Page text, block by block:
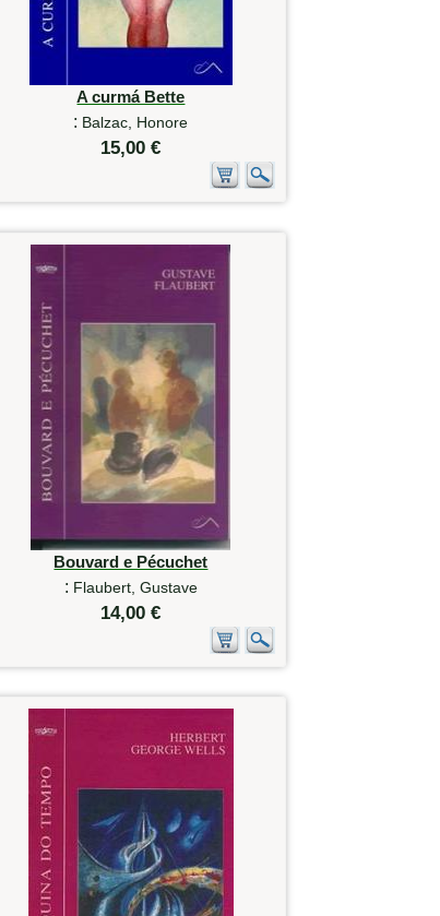
A curmá Bette
: Balzac, Honore
15,00 €
Bouvard e Pécuchet
: Flaubert, Gustave
14,00 €